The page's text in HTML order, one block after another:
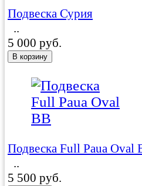
Подвеска Сурия
..
5 000 руб.
Подвеска Full Paua Oval
..
5 500 руб.